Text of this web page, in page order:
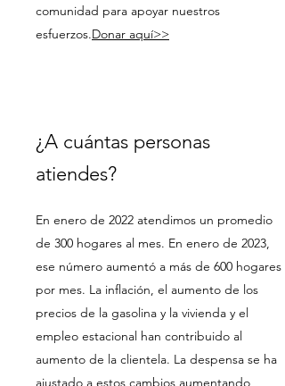
comunidad para apoyar nuestros
esfuerzos.Donar aquí>>
¿A cuántas personas
atiendes?
En enero de 2022 atendimos un promedio
de 300 hogares al mes. En enero de 2023,
ese número aumentó a más de 600 hogares
por mes. La inflación, el aumento de los
precios de la gasolina y la vivienda y el
empleo estacional han contribuido al
aumento de la clientela. La despensa se ha
ajustado a estos cambios aumentando